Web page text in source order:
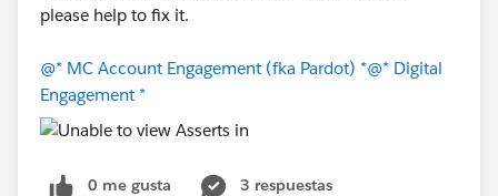
please help to fix it.
@* MC Account Engagement (fka Pardot) *@* Digital
Engagement *
0 me gusta
3 respuestas